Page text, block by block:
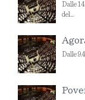
Dalle
del...
Dalle